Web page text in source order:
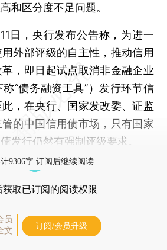
和区分度不足问题。
，央行发布公告称，为进一
外部评级的自主性，推动信用
，即日起试点取消非金融企业
“债务融资工具”）发行环节信
，在央行、国家发改委、证监
的中国信用债市场，只有国家
发行仍然有强制评级要求。
9306字 订阅后继续阅读
获取已订阅的阅读权限
员
文
订阅/会员升级